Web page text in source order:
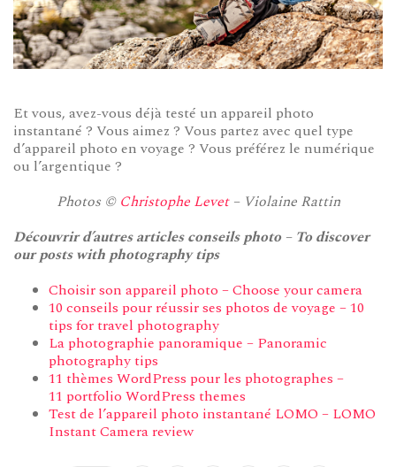
Et vous, avez-vous déjà testé un appareil photo
instantané ? Vous aimez ? Vous partez avec quel type
d’appareil photo en voyage ? Vous préférez le numérique
ou l’argentique ?
Photos © Christophe Levet– Violaine Rattin
Découvrir d’autres articles conseils photo – To discover
our posts with photography tips
Choisir son appareil photo – Choose your camera
10 conseils pour réussir ses photos de voyage – 10
tips for travel photography
La photographie panoramique – Panoramic
photography tips
11 thèmes WordPress pour les photographes –
11 portfolio WordPress themes
Test de l’appareil photo instantané LOMO – LOMO
Instant Camera review